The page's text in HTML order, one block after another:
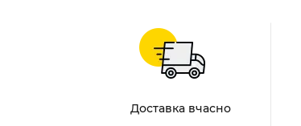
Доставка вчасно